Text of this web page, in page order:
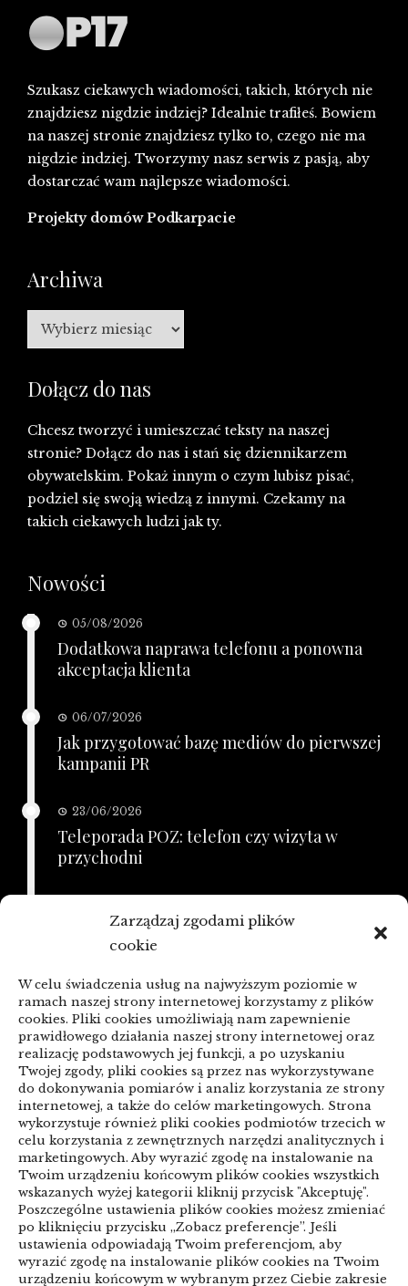
Zarządzaj zgodami plików
cookie
W celu świadczenia usług na najwyższym poziomie w
ramach naszej strony internetowej korzystamy z plików
cookies. Pliki cookies umożliwiają nam zapewnienie
prawidłowego działania naszej strony internetowej oraz
realizację podstawowych jej funkcji, a po uzyskaniu
Twojej zgody, pliki cookies są przez nas wykorzystywane
do dokonywania pomiarów i analiz korzystania ze strony
internetowej, a także do celów marketingowych. Strona
wykorzystuje również pliki cookies podmiotów trzecich w
celu korzystania z zewnętrznych narzędzi analitycznych i
marketingowych. Aby wyrazić zgodę na instalowanie na
Twoim urządzeniu końcowym plików cookies wszystkich
wskazanych wyżej kategorii kliknij przycisk "Akceptuję".
Poszczególne ustawienia plików cookies możesz zmieniać
po kliknięciu przycisku „Zobacz preferencje”. Jeśli
ustawienia odpowiadają Twoim preferencjom, aby
wyrazić zgodę na instalowanie plików cookies na Twoim
urządzeniu końcowym w wybranym przez Ciebie zakresie
Szukasz ciekawych wiadomości, takich, których nie
znajdziesz nigdzie indziej? Idealnie trafiłeś. Bowiem
na naszej stronie znajdziesz tylko to, czego nie ma
nigdzie indziej. Tworzymy nasz serwis z pasją, aby
dostarczać wam najlepsze wiadomości.
Projekty domów Podkarpacie
Archiwa
Archiwa
Dołącz do nas
Chcesz tworzyć i umieszczać teksty na naszej
stronie? Dołącz do nas i stań się dziennikarzem
obywatelskim. Pokaż innym o czym lubisz pisać,
podziel się swoją wiedzą z innymi. Czekamy na
takich ciekawych ludzi jak ty.
Nowości
05/08/2026
Dodatkowa naprawa telefonu a ponowna
akceptacja klienta
06/07/2026
Jak przygotować bazę mediów do pierwszej
kampanii PR
23/06/2026
Teleporada POZ: telefon czy wizyta w
przychodni
KSeF a zaległe faktury: porządkowanie
przed zmianą
linki z nap
Categories
ARTYKUŁ SPONSOROWANY
Biznes & Finanse
Budownictwo & Przemysł Dom & Ogród
Edukacja & Rozrywka Inne
Motoryzacja Sport & Turystyka